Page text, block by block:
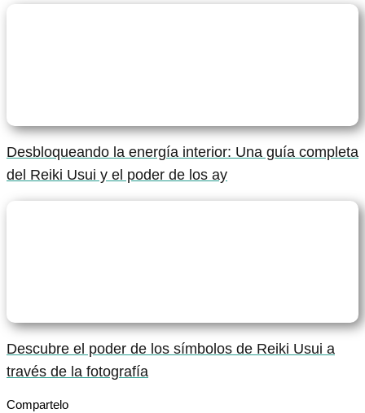
Desbloqueando la energía interior: Una guía completa
del Reiki Usui y el poder de los ay
Descubre el poder de los símbolos de Reiki Usui a
través de la fotografía
Compartelo